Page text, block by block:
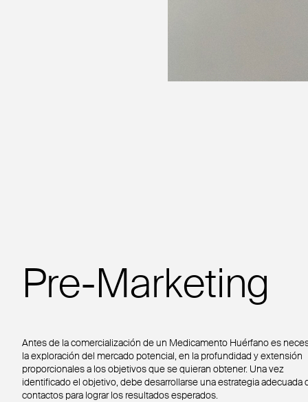
Pre-Marketing
Antes de la comercialización de un Medicamento Huérfano es
la exploración del mercado potencial, en la profundidad y extensión
proporcionales a los objetivos que se quieran obtener. Una vez
identificado el objetivo, debe desarrollarse una estrategia adecuada
contactos para lograr los resultados esperados.